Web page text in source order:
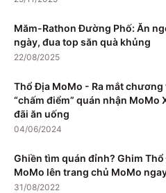
Măm-Rathon Đường Phố: Ăn
ngày, đua top săn quà khủng
22/08/2025
Thổ Địa MoMo - Ra mắt
“chấm điểm” quán nhận MoMo
đãi ăn uống
04/06/2024
Ghiền tìm quán đỉnh? Ghim
MoMo lên trang chủ MoMo
31/08/2022